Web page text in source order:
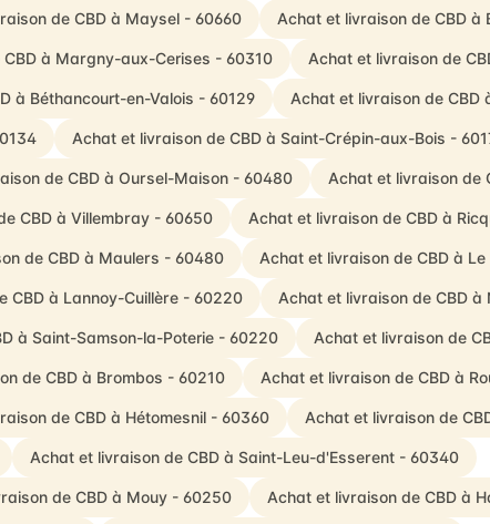
de CBD à Maysel - 60660 Achat et livraison de CBD à
à Margny-aux-Cerises - 60310 Achat et livraison de
à Béthancourt-en-Valois - 60129 Achat et livraison de CBD
Achat et livraison de CBD à Saint-Crépin-aux-Bois -
de CBD à Oursel-Maison - 60480 Achat et livraison de
CBD à Villembray - 60650 Achat et livraison de CBD à
de CBD à Maulers - 60480 Achat et livraison de CBD à
CBD à Lannoy-Cuillère - 60220 Achat et livraison de CBD à
à Saint-Samson-la-Poterie - 60220 Achat et livraison de
de CBD à Brombos - 60210 Achat et livraison de CBD à
de CBD à Hétomesnil - 60360 Achat et livraison de
Achat et livraison de CBD à Saint-Leu-d'Esserent - 60340
de CBD à Mouy - 60250 Achat et livraison de CBD à